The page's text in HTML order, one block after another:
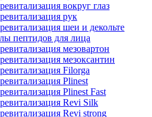
вокруг глаз
рук
шеи и декольте
пептидов для лица
мезовартон
мезоксантин
Filorga
Plinest
Plinest Fast
Revi Silk
Revi strong